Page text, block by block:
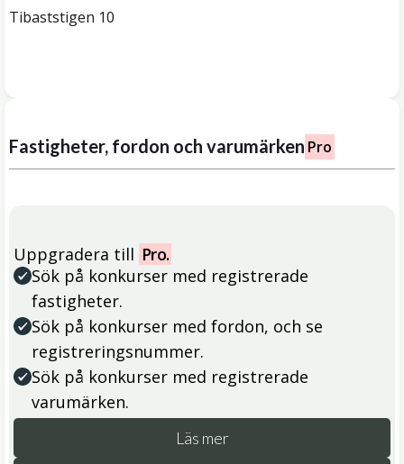
Tibaststigen 10
Fastigheter, fordon och varumärken Pro
Uppgradera till Pro.
Sök på konkurser med registrerade
fastigheter.
Sök på konkurser med fordon, och se
registreringsnummer.
Sök på konkurser med registrerade
varumärken.
Läs mer